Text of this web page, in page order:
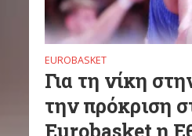
EUROBASKET
Για τη νίκη
την πρόκριση
Eurobasket η